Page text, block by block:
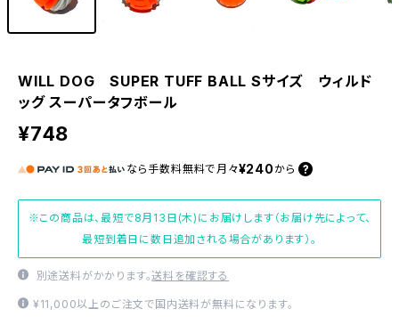
WILL DOG SUPER TUFF BALL Sサイズ ウィルド
ッグ スーパータフボール
¥748
なら 手数料無料で 月々¥240 から
※この商品は、最短で8月13日(木)にお届けします（お届け先によって、
最短到着日に数日追加される場合があります）。
別途送料がかかります。送料を確認する
¥11,000以上のご注文で国内送料が無料になります。